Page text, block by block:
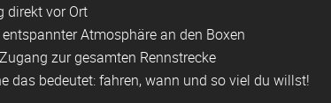
direkt vor Ort
Atmosphäre an den Boxen
zur gesamten Rennstrecke
das bedeutet: fahren, wann und so viel du willst!